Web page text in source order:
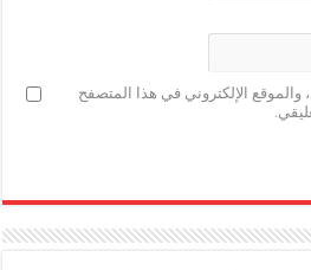
والموقع الإلكتروني في هذا المتصفح